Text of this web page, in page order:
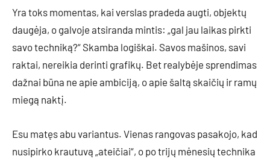
Yra toks momentas, kai verslas pradeda augti, objektų
daugėja, o galvoje atsiranda mintis: „gal jau laikas pirkti
savo techniką?“ Skamba logiškai. Savos mašinos, savi
raktai, nereikia derinti grafikų. Bet realybėje sprendimas
dažnai būna ne apie ambiciją, o apie šaltą skaičių ir ramų
miegą naktį.
Esu matęs abu variantus. Vienas rangovas pasakojo, kad
nusipirko krautuvą „ateičiai“, o po trijų mėnesių technika